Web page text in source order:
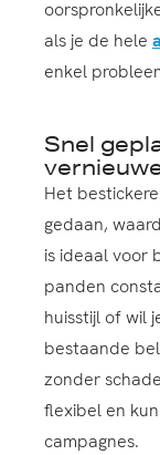
als je de hele
enkel
Snel
Het
gedaan,
is ideaal voor
panden
huisstijl of wil
bestaande
zonder
flexibel en
campagnes.